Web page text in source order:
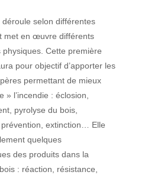
déroule selon différentes
met en œuvre différents
physiques. Cette première
pour objectif d’apporter les
permettant de mieux
» l’incendie : éclosion,
pyrolyse du bois,
extinction… Elle
quelques
des produits dans la
: réaction, résistance,